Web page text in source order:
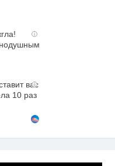
i
i
вас
10 раз